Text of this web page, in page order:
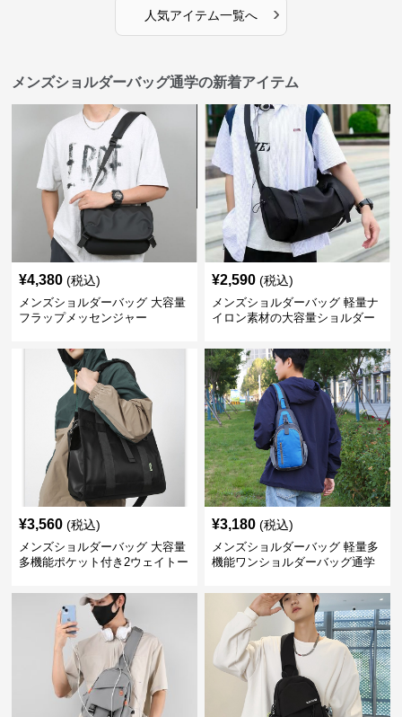
人気アイテム一覧へ ›
メンズショルダーバッグ通学の新着アイテム
¥4,380 (税込)
メンズショルダーバッグ 大容量
フラップメッセンジャー
¥2,590 (税込)
メンズショルダーバッグ 軽量ナ
イロン素材の大容量ショルダー
¥3,560 (税込)
メンズショルダーバッグ 大容量
多機能ポケット付き2ウェイトー
¥3,180 (税込)
メンズショルダーバッグ 軽量多
機能ワンショルダーバッグ通学